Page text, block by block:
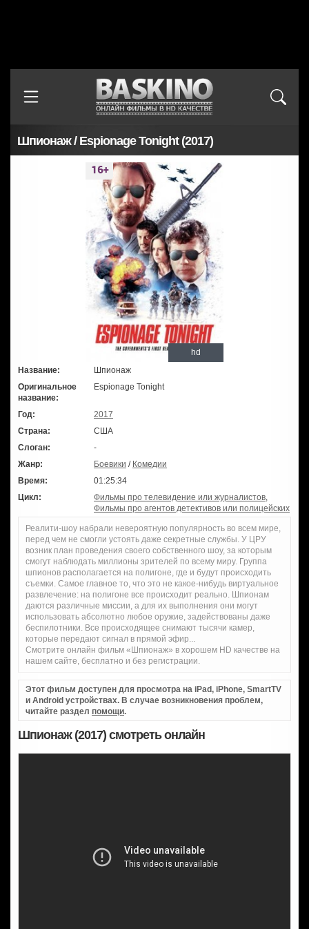
Шпионаж / Espionage Tonight (2017)
hd
Название:
Шпионаж
Оригинальное
название:
Espionage Tonight
Год:
2017
Страна:
США
Слоган:
-
Жанр:
Боевики / Комедии
Время:
01:25:34
Цикл:
Фильмы про телевидение или журналистов,
Фильмы про агентов детективов или полицейских
Реалити-шоу набрали невероятную популярность во всем мире,
перед чем не смогли устоять даже секретные службы. У ЦРУ
возник план проведения своего собственного шоу, за которым
смогут наблюдать миллионы зрителей по всему миру. Группа
шпионов располагается на полигоне, где и будут происходить
съемки. Самое главное то, что это не какое-нибудь виртуальное
развлечение: на полигоне все происходит реально. Шпионам
даются различные миссии, а для их выполнения они могут
использовать абсолютно любое оружие, задействованы даже
беспилотники. Все происходящее снимают тысячи камер,
которые передают сигнал в прямой эфир...
Смотрите онлайн фильм «Шпионаж» в хорошем HD качестве на
нашем сайте, бесплатно и без регистрации.
Этот фильм доступен для просмотра на iPad, iPhone, SmartTV
и Android устройствах. В случае возникновения проблем,
читайте раздел помощи.
Шпионаж (2017) смотреть онлайн